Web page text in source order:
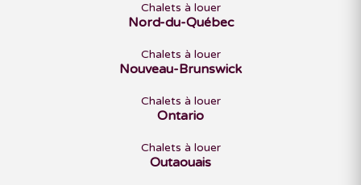
Chalets à louer
Nord-du-Québec
Chalets à louer
Nouveau-Brunswick
Chalets à louer
Ontario
Chalets à louer
Outaouais